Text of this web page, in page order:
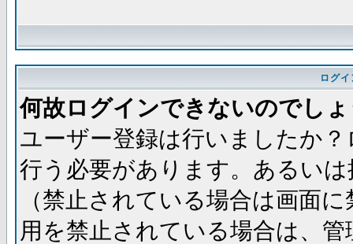
ログ
何故ログインできないのでし
ユーザー登録は行いましたか
行う必要があります。あるい
（禁止されている場合は画面
用を禁止されている場合は、